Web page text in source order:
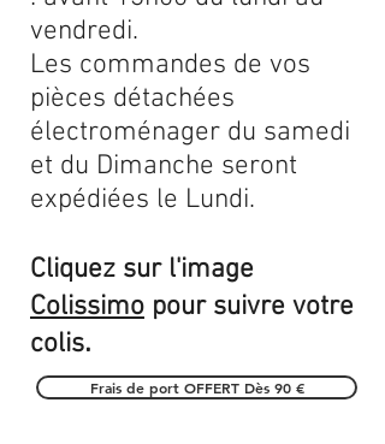
vendredi.
Les commandes de vos
pièces détachées
électroménager du samedi
et du Dimanche seront
expédiées le Lundi.
Cliquez sur l'image
Colissimo pour suivre votre
colis.
Frais de port OFFERT Dès 90 €